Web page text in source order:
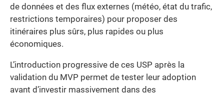
de données et des flux externes (météo, état du trafic,
restrictions temporaires) pour proposer des
itinéraires plus sûrs, plus rapides ou plus
économiques.
L’introduction progressive de ces USP après la
validation du MVP permet de tester leur adoption
avant d’investir massivement dans des